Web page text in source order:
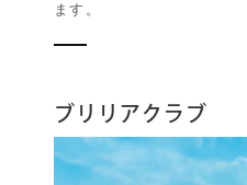
ます。
ブリリアクラブ